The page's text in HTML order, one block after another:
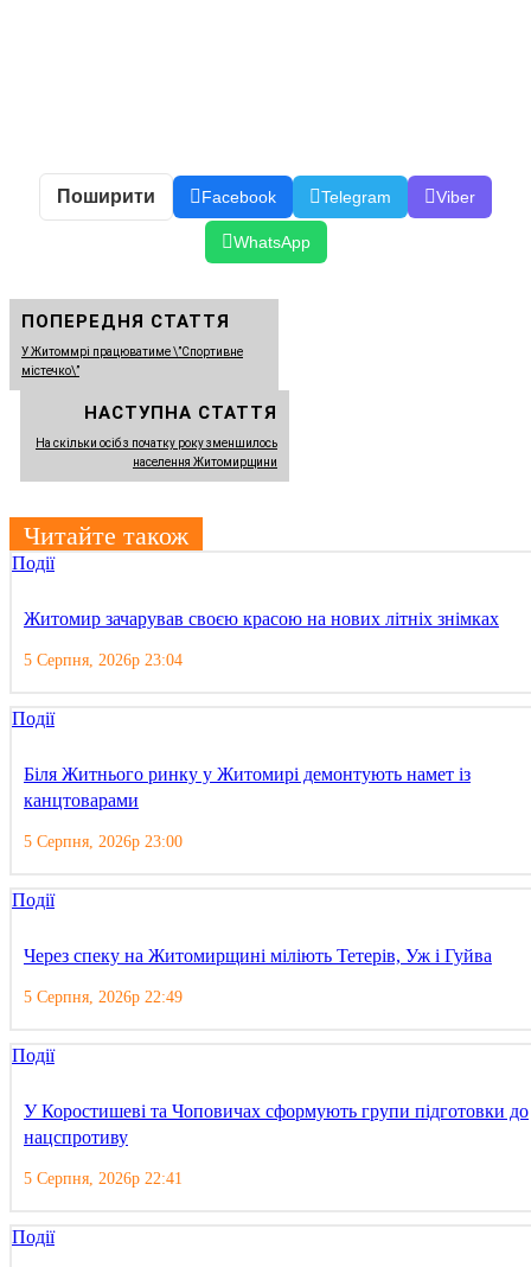
Поширити Facebook Telegram Viber
WhatsApp
ПОПЕРЕДНЯ СТАТТЯ
У Житоммрі працюватиме \”Спортивне
містечко\”
НАСТУПНА СТАТТЯ
На скільки осіб з початку року зменшилось
населення Житомирщини
Читайте також
Події
Житомир зачарував своєю красою на нових літніх знімках
5 Серпня, 2026р 23:04
Події
Біля Житнього ринку у Житомирі демонтують намет із
канцтоварами
5 Серпня, 2026р 23:00
Події
Через спеку на Житомирщині міліють Тетерів, Уж і Гуйва
5 Серпня, 2026р 22:49
Події
У Коростишеві та Чоповичах сформують групи підготовки до
нацспротиву
5 Серпня, 2026р 22:41
Події